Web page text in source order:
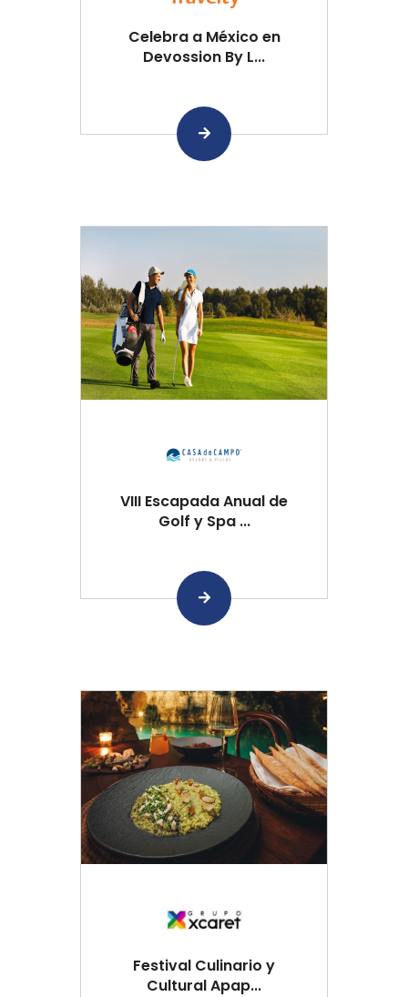
Celebra a México en
Devossion By L...
VIII Escapada Anual de
Golf y Spa ...
Festival Culinario y
Cultural Apap...